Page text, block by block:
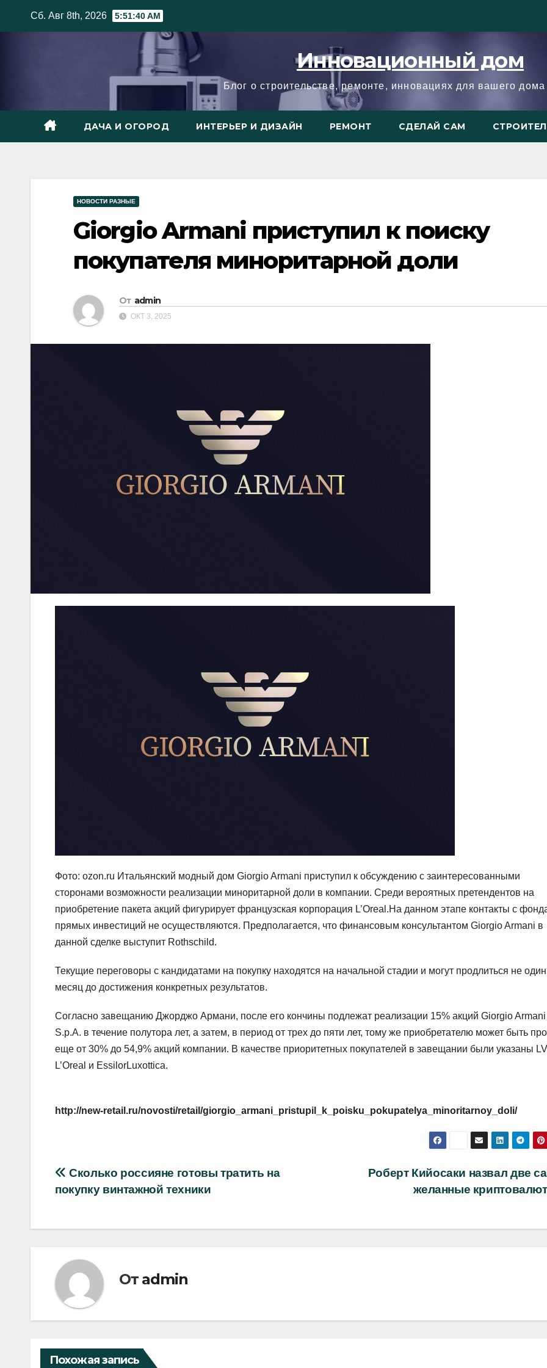
Сб. Авг 8th, 2026 5:51:41 AM
Инновационный дом
Блог о строительстве, ремонте, инновациях для вашего дома
ДАЧА И ОГОРОД ИНТЕРЬЕР И ДИЗАЙН РЕМОНТ СДЕЛАЙ САМ
НОВОСТИ РАЗНЫЕ
Giorgio Armani приступил к поиску
покупателя миноритарной доли
От admin
ОКТ 3, 2025
Фото: ozon.ru Итальянский модный дом Giorgio Armani приступил к обсуждению с заинтересованными
сторонами возможности реализации миноритарной доли в компании. Среди вероятных претендентов на
приобретение пакета акций фигурирует французская корпорация L’Oreal.На данном этапе контакты с
прямых инвестиций не осуществляются. Предполагается, что финансовым консультантом Giorgio Armani в
данной сделке выступит Rothschild.
Текущие переговоры с кандидатами на покупку находятся на начальной стадии и могут продлиться не один
месяц до достижения конкретных результатов.
Согласно завещанию Джорджо Армани, после его кончины подлежат реализации 15% акций Giorgio Armani
S.p.A. в течение полутора лет, а затем, в период от трех до пяти лет, тому же приобретателю может быть
еще от 30% до 54,9% акций компании. В качестве приоритетных покупателей в завещании были указаны
L’Oreal и EssilorLuxottica.
http://new-retail.ru/novosti/retail/giorgio_armani_pristupil_k_poisku_pokupatelya_minoritarnoy_doli/
Навигация
по
записям
Роберт Кийосаки назвал две
желанные
Сколько россияне готовы тратить на
покупку винтажной техники
От admin
Похожая запись